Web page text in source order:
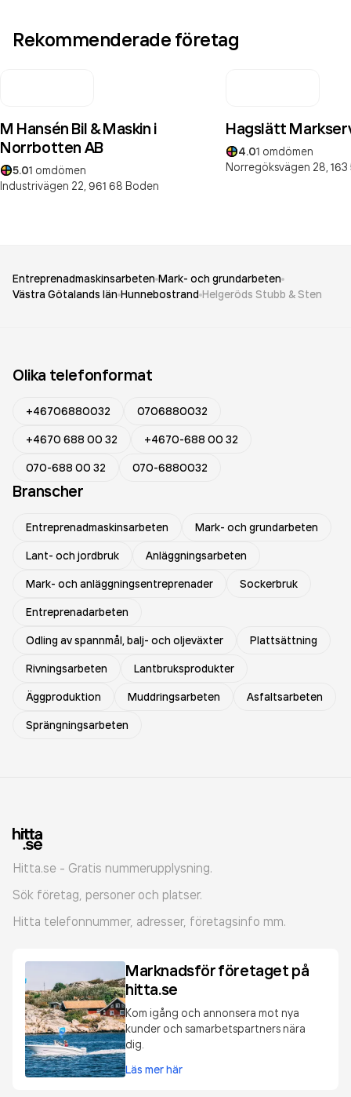
Rekommenderade företag
M Hansén Bil & Maskin i
Norrbotten AB
5.01 omdömen
Industrivägen 22, 961 68 Boden
Hagslätt
4.01 omdömen
Norregöksvägen 28, 163
Entreprenadmaskinsarbeten Mark- och grundarbeten
Västra Götalands län Hunnebostrand Helgeröds Stubb & Sten
Olika telefonformat
+46706880032
0706880032
+4670 688 00 32
+4670-688 00 32
070-688 00 32
070-6880032
Branscher
Entreprenadmaskinsarbeten
Mark- och grundarbeten
Lant- och jordbruk
Anläggningsarbeten
Mark- och anläggningsentreprenader
Sockerbruk
Entreprenadarbeten
Odling av spannmål, balj- och oljeväxter
Plattsättning
Rivningsarbeten
Lantbruksprodukter
Äggproduktion
Muddringsarbeten
Asfaltsarbeten
Sprängningsarbeten
Hitta.se - Gratis nummerupplysning.
Sök företag, personer och platser.
Hitta telefonnummer, adresser, företagsinfo mm.
Marknadsför företaget på
hitta.se
Kom igång och annonsera mot nya
kunder och samarbetspartners nära
dig.
Läs mer här